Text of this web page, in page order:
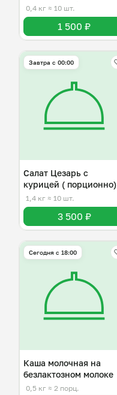
соусом
0,4 кг ≈ 10 шт.
1 500 ₽
Завтра c 00:00
Салат Цезарь с
курицей ( порционно)
1,4 кг ≈ 10 шт.
3 500 ₽
Сегодня с 18:00
Каша молочная на
безлактозном молоке
0,5 кг ≈ 2 порц.